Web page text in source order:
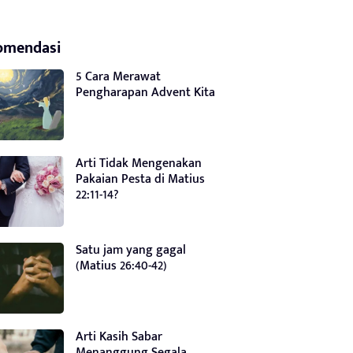
5 Cara Merawat
Pengharapan Advent Kita
Arti Tidak Mengenakan
Pakaian Pesta di Matius
22:11-14?
Satu jam yang gagal
(Matius 26:40-42)
Arti Kasih Sabar